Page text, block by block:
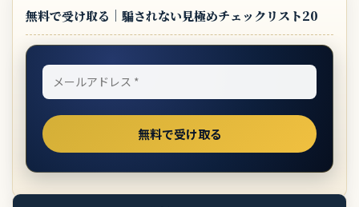
無料で受け取る｜騙されない見極めチェックリスト20